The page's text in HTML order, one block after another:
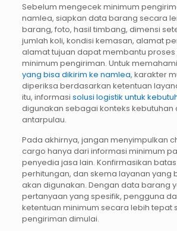
Sebelum mengecek minimum
namlea, siapkan data barang secara
barang, foto, hasil timbang, dimensi
jumlah koli, kondisi kemasan, alamat
alamat tujuan dapat membantu proses
minimum pengiriman. Untuk
yang bisa dikirim ke namlea, karakter
diperiksa berdasarkan ketentuan
itu, informasi solusi logistik untuk
digunakan sebagai konteks kebutuhan
antarpulau.
Pada akhirnya, jangan menyimpulkan
cargo hanya dari informasi minimum
penyedia jasa lain. Konfirmasikan
perhitungan, dan skema layanan yang
akan digunakan. Dengan data barang
pertanyaan yang spesifik, pengguna
ketentuan minimum secara lebih tepat
pengiriman dimulai.